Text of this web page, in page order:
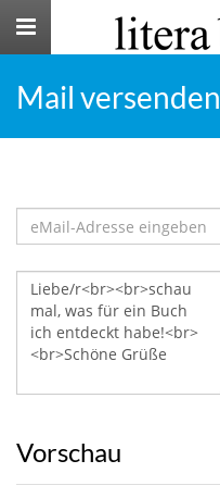
Toggle
Mail versenden
Vorschau